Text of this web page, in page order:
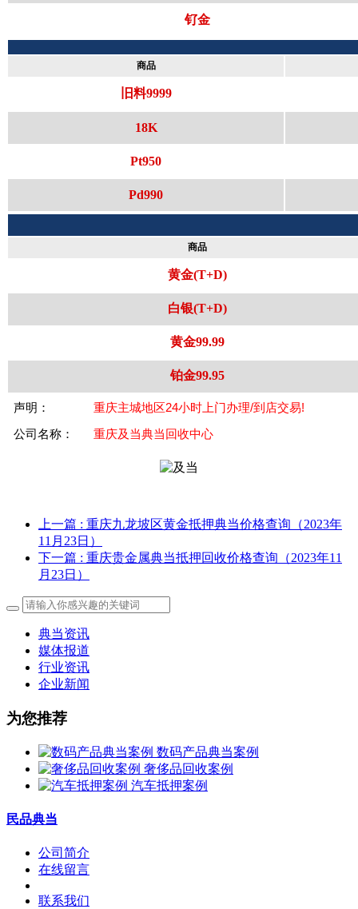
钌金
商品
旧料9999
18K
Pt950
Pd990
商品
黄金(T+D)
白银(T+D)
黄金99.99
铂金99.95
声明：
重庆主城地区24小时上门办理/到店交易!
公司名称：
重庆及当典当回收中心
上一篇 : 重庆九龙坡区黄金抵押典当价格查询（2023年
11月23日）
下一篇 : 重庆贵金属典当抵押回收价格查询（2023年11
月23日）
典当资讯
媒体报道
行业资讯
企业新闻
为您推荐
数码产品典当案例
奢侈品回收案例
汽车抵押案例
民品典当
公司简介
在线留言
联系我们